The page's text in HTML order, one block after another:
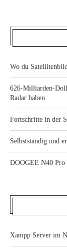
Wo du
626-Milliarden-
Radar haben
Fortschritte in der
Selbstständig und
DOOGEE N40 Pro
Xampp Server im